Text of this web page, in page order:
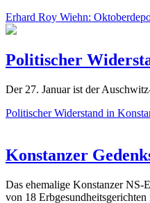
Erhard Roy Wiehn:
Politischer
Der 27. Januar ist der
Politischer Widerstand in
Konstanzer
Das ehemalige Konstanzer NS-
von 18